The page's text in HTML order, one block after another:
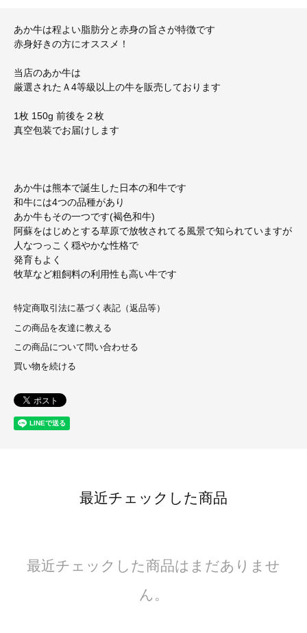
あか牛は程よい脂肪分と赤身の旨さが特徴です
赤身好きの方にオススメ！
当店のあか牛は
厳選されたＡ4等級以上の牛を販売しております
1枚 150g 前後を２枚
真空包装でお届けします
あか牛は熊本で誕生した日本の和牛です
和牛には4つの品種があり
あか牛もその一つです(褐色和牛)
阿蘇をはじめとする草原で放牧されてる風景で知られていますが
人なつっこく穏やかな性格で
発育もよく
牧草など粗飼料の利用性も高い牛です
特定商取引法に基づく表記（返品等）
この商品を友達に教える
この商品について問い合わせる
買い物を続ける
最近チェックした商品
最近チェックした商品はまだありませ
ん。